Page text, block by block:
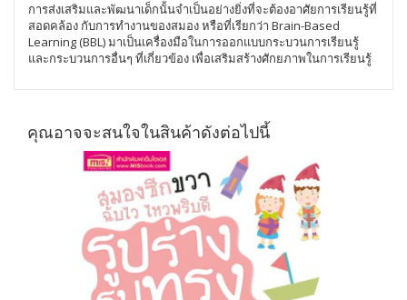
การส่งเสริมและพัฒนาเด็กนั้นจำเป็นอย่างยิ่งที่จะต้องอาศัยการเรียนรู้ที่
สอดคล้อง กับการทำงานของสมอง หรือที่เรียกว่า Brain-Based
Learning (BBL) มาเป็นเครื่องมือในการออกแบบกระบวนการเรียนรู้
และกระบวนการอื่นๆ ที่เกี่ยวข้อง เพื่อเสริมสร้างศักยภาพในการเรียนรู้
คุณอาจจะสนใจในสินค้าดังต่อไปนี้